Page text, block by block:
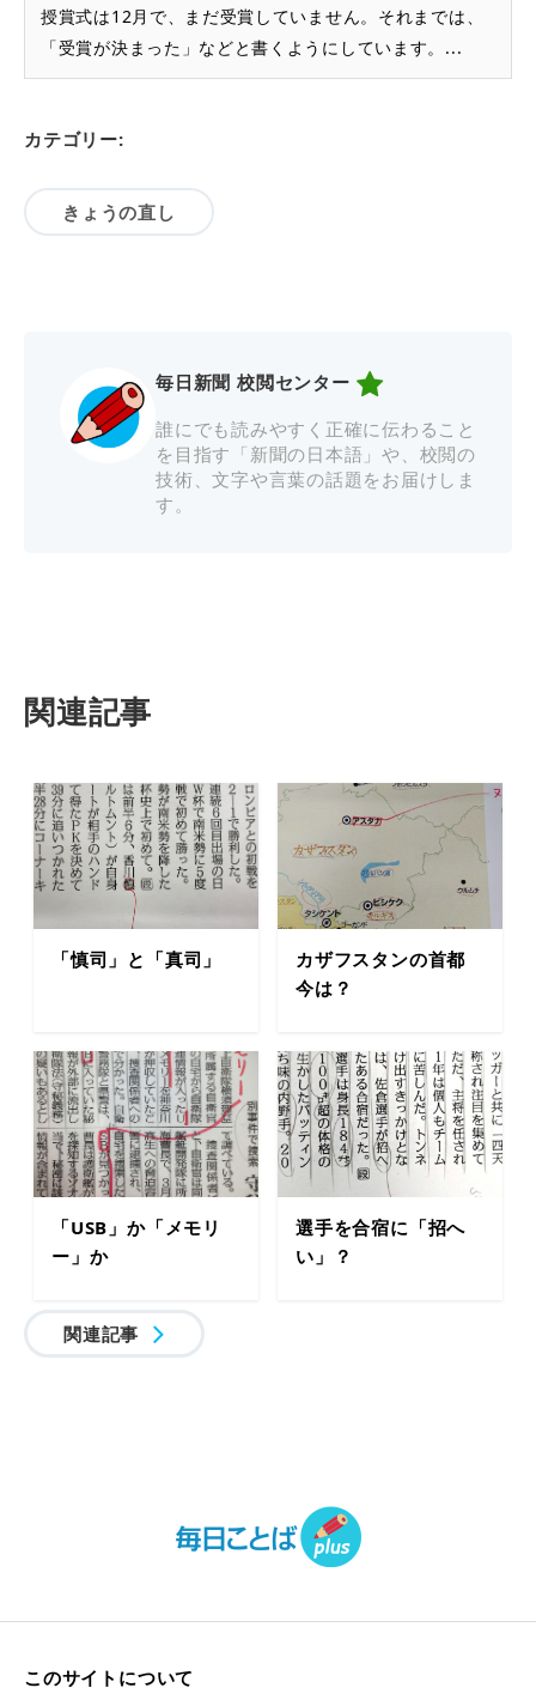
授賞式は12月で、まだ受賞していません。それまでは、
「受賞が決まった」などと書くようにしています。...
カテゴリー:
きょうの直し
毎日新聞 校閲センター
誰にでも読みやすく正確に伝わること
を目指す「新聞の日本語」や、校閲の
技術、文字や言葉の話題をお届けしま
す。
関連記事
「慎司」と「真司」
カザフスタンの首都
今は？
「USB」か「メモリ
ー」か
選手を合宿に「招へ
い」？
関連記事
このサイトについて